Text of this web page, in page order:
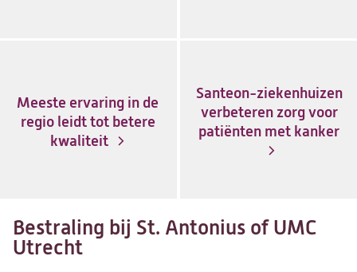
Meeste ervaring in de
regio leidt tot betere
kwaliteit
Santeon-ziekenhuizen
verbeteren zorg voor
patiënten met kanker
Bestraling bij St. Antonius of UMC
Utrecht